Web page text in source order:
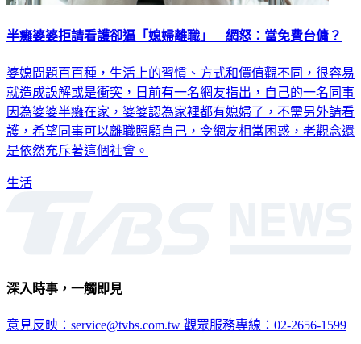
半癱婆婆拒請看護卻逼「媳婦離職」 網怒：當免費台傭？
婆媳問題百百種，生活上的習慣、方式和價值觀不同，很容易
就造成誤解或是衝突，日前有一名網友指出，自己的一名同事
因為婆婆半癱在家，婆婆認為家裡都有媳婦了，不需另外請看
護，希望同事可以離職照顧自己，令網友相當困惑，老觀念還
是依然充斥著這個社會。
生活
深入時事，一觸即見
意見反映：service@tvbs.com.tw 觀眾服務專線：02-2656-1599